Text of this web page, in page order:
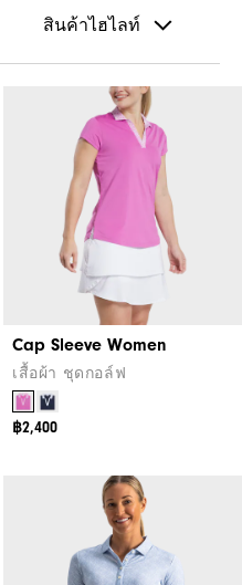
Cap Sleeve Women
เสื้อผ้า ชุดกอล์ฟ
฿2,400